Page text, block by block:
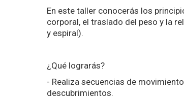
En este taller conocerás los
corporal, el traslado del peso y la
y espiral).
¿Qué lograrás?
- Realiza secuencias de
descubrimientos.